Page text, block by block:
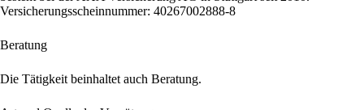
Versicherungsscheinnummer: 40267002888-8
Beratung
Die Tätigkeit beinhaltet auch Beratung.